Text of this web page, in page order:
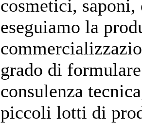
cosmetici,
eseguiamo la
grado di
consulenza
piccoli lotti di